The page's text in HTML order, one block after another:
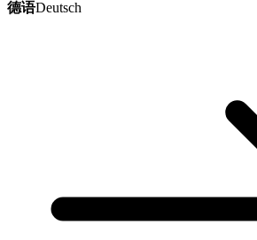
德语Deutsch